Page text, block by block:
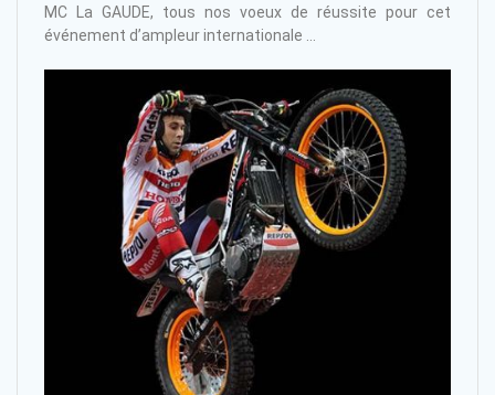
MC La GAUDE, tous nos voeux de réussite pour cet
événement d’ampleur internationale …